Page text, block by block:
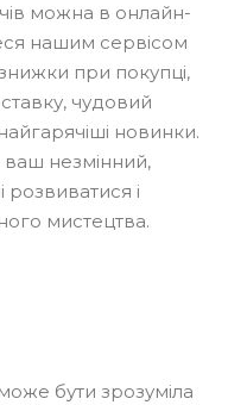
можна в онлайн-
нашим сервісом
при покупці,
чудовий
новинки.
ваш незмінний,
і
мистецтва.
бути зрозуміла